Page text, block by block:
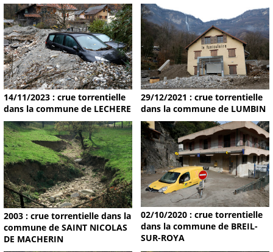
14/11/2023 : crue torrentielle
dans la commune de LECHERE
29/12/2021 : crue torrentielle
dans la commune de LUMBIN
2003 : crue torrentielle dans la
commune de SAINT NICOLAS
DE MACHERIN
02/10/2020 : crue torrentielle
dans la commune de BREIL-
SUR-ROYA